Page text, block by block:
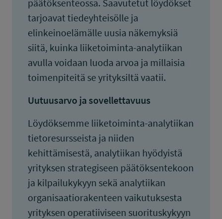
päätöksenteossa. Saavutetut löydökset
tarjoavat tiedeyhteisölle ja
elinkeinoelämälle uusia näkemyksiä
siitä, kuinka liiketoiminta-analytiikan
avulla voidaan luoda arvoa ja millaisia
toimenpiteitä se yrityksiltä vaatii.
Uutuusarvo ja sovellettavuus
Löydöksemme liiketoiminta-analytiikan
tietoresursseista ja niiden
kehittämisestä, analytiikan hyödyistä
yrityksen strategiseen päätöksentekoon
ja kilpailukykyyn sekä analytiikan
organisaatiorakenteen vaikutuksesta
yrityksen operatiiviseen suorituskykyyn